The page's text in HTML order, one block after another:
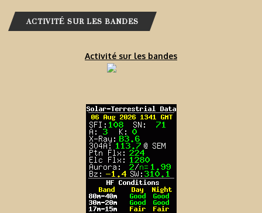
ACTIVITÉ SUR LES BANDES
Activité sur les bandes